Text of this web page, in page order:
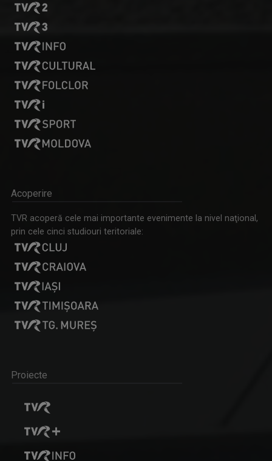
Acoperire
TVR acoperă cele mai importante evenimente la nivel naţional,
prin cele cinci studiouri teritoriale:
Proiecte